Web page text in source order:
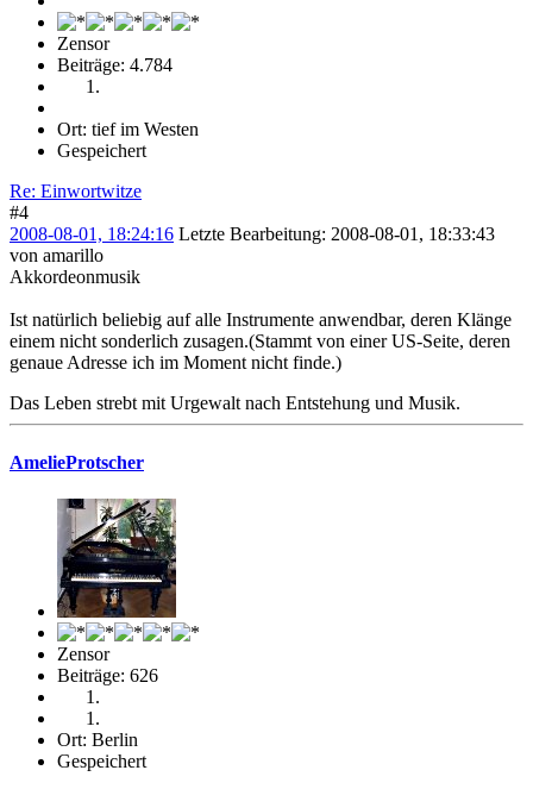
Zensor
Beiträge: 4.784
Ort: tief im Westen
Gespeichert
Re: Einwortwitze
#4
2008-08-01, 18:24:16 Letzte Bearbeitung: 2008-08-01, 18:33:43
von amarillo
Akkordeonmusik
Ist natürlich beliebig auf alle Instrumente anwendbar, deren Klänge
einem nicht sonderlich zusagen.(Stammt von einer US-Seite, deren
genaue Adresse ich im Moment nicht finde.)
Das Leben strebt mit Urgewalt nach Entstehung und Musik.
AmelieProtscher
Zensor
Beiträge: 626
Ort: Berlin
Gespeichert